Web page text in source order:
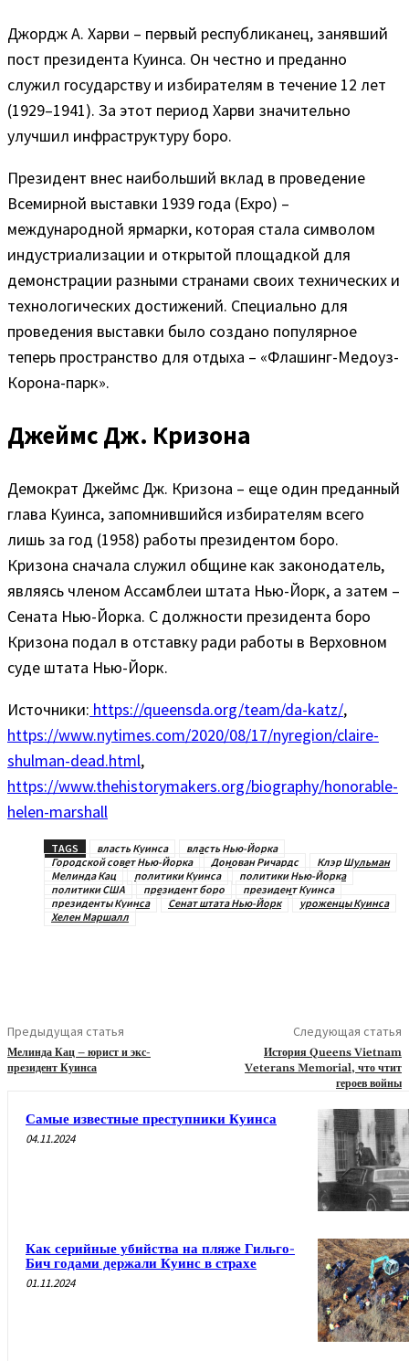
Джордж А. Харви – первый республиканец, занявший
пост президента Куинса. Он честно и преданно
служил государству и избирателям в течение 12 лет
(1929–1941). За этот период Харви значительно
улучшил инфраструктуру боро.
Президент внес наибольший вклад в проведение
Всемирной выставки 1939 года (Expo) –
международной ярмарки, которая стала символом
индустриализации и открытой площадкой для
демонстрации разными странами своих технических и
технологических достижений. Специально для
проведения выставки было создано популярное
теперь пространство для отдыха – «Флашинг-Медоуз-
Корона-парк».
Джеймс Дж. Кризона
Демократ Джеймс Дж. Кризона – еще один преданный
глава Куинса, запомнившийся избирателям всего
лишь за год (1958) работы президентом боро.
Кризона сначала служил общине как законодатель,
являясь членом Ассамблеи штата Нью-Йорк, а затем –
Сената Нью-Йорка. С должности президента боро
Кризона подал в отставку ради работы в Верховном
суде штата Нью-Йорк.
Источники: https://queensda.org/team/da-katz/,
https://www.nytimes.com/2020/08/17/nyregion/claire-
shulman-dead.html,
https://www.thehistorymakers.org/biography/honorable-
helen-marshall
TAGS власть Куинса
власть Нью-Йорка
Городской совет Нью-Йорка
Донован Ричардс
Клэр Шульман
Мелинда Кац
политики Куинса
политики Нью-Йорка
политики США
президент боро
президент Куинса
президенты Куинса
Сенат штата Нью-Йорк
уроженцы Куинса
Хелен Маршалл
Предыдущая статья
Мелинда Кац – юрист и экс-
президент Куинса
Следующая статья
История Queens Vietnam
Veterans Memorial, что чтит
героев войны
Самые известные преступники Куинса
04.11.2024
Как серийные убийства на пляже Гильго-
Бич годами держали Куинс в страхе
01.11.2024